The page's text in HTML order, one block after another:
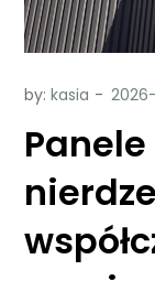
by:kasia